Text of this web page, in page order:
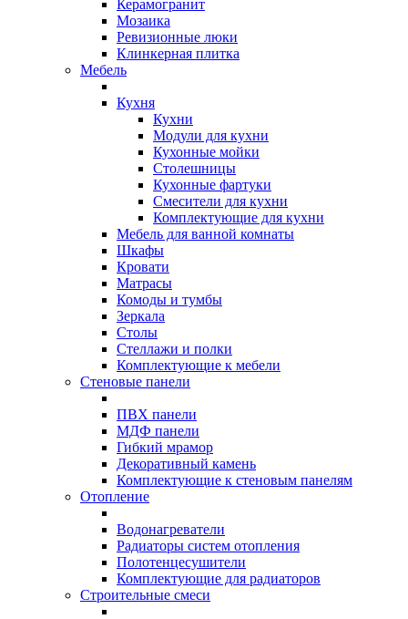
Керамогранит
Мозаика
Ревизионные люки
Клинкерная плитка
Мебель
Кухня
Кухни
Модули для кухни
Кухонные мойки
Столешницы
Кухонные фартуки
Смесители для кухни
Комплектующие для кухни
Мебель для ванной комнаты
Шкафы
Кровати
Матрасы
Комоды и тумбы
Зеркала
Столы
Стеллажи и полки
Комплектующие к мебели
Стеновые панели
ПВХ панели
МДФ панели
Гибкий мрамор
Декоративный камень
Комплектующие к стеновым панелям
Отопление
Водонагреватели
Радиаторы систем отопления
Полотенцесушители
Комплектующие для радиаторов
Строительные смеси